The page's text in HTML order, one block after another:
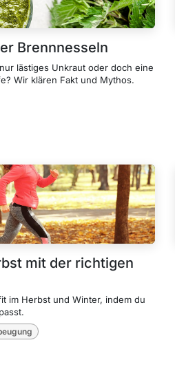
Brennnesseln
lästiges Unkraut oder doch eine
Wir klären Fakt und Mythos.
mit der richtigen
im Herbst und Winter, indem du